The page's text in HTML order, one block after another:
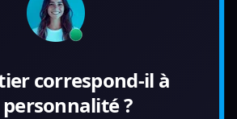
correspond-il à
?